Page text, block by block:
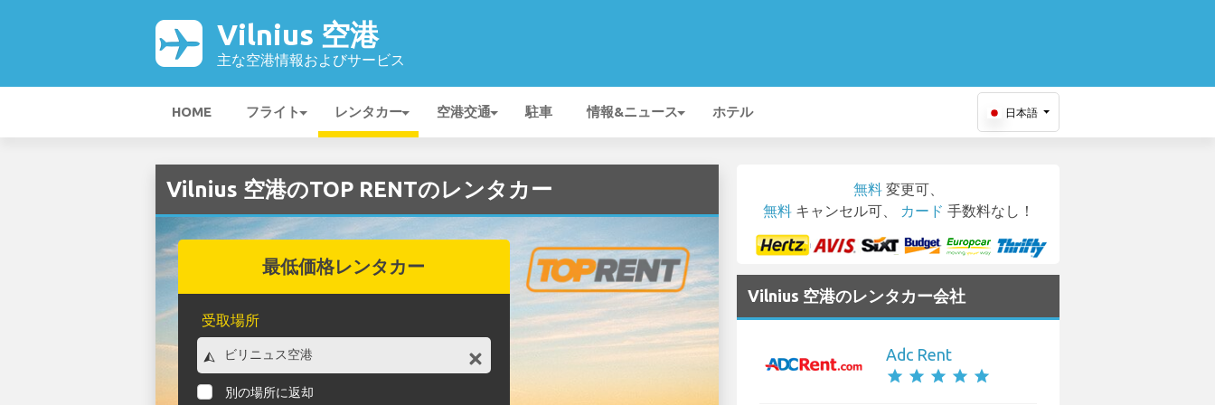
Vilnius 空港
主な空港情報およびサービス
HOME フライト レンタカー 空港交通 駐車 情報&ニュース ホテル 日本語
Vilnius 空港のTOP RENTのレンタカー
最低価格レンタカー
受取場所
別の場所に返却
無料変更可、
無料キャンセル可、 カード 手数料なし！
Vilnius 空港のレンタカー会社
Adc Rent
star star star star star